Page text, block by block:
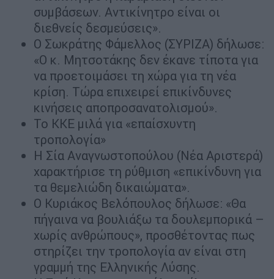
συμβάσεων. Αντικίνητρο είναι οι
διεθνείς δεσμεύσεις».
Ο Σωκράτης Φάμελλος (ΣΥΡΙΖΑ) δήλωσε:
«Ο κ. Μητσοτάκης δεν έκανε τίποτα για
να προετοιμάσει τη χώρα για τη νέα
κρίση. Τώρα επιχειρεί επικίνδυνες
κινήσεις αποπροσανατολισμού».
Το ΚΚΕ μιλά για «επαίσχυντη
τροπολογία»
Η Σία Αναγνωστοπούλου (Νέα Αριστερά)
χαρακτήρισε τη ρύθμιση «επικίνδυνη για
τα θεμελιώδη δικαιώματα».
Ο Κυριάκος Βελόπουλος δήλωσε: «Θα
πήγαινα να βουλιάξω τα δουλεμπορικά –
χωρίς ανθρώπους», προσθέτοντας πως
στηρίζει την τροπολογία αν είναι στη
γραμμή της Ελληνικής Λύσης.